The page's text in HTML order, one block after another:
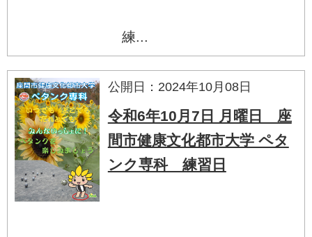
練...
公開日：2024年10月08日
令和6年10月7日 月曜日 座
間市健康文化都市大学 ペタ
ンク専科 練習日